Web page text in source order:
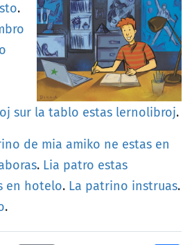
.
sur la tablo estas lernolibroj.
de mia amiko ne estas en
. Lia patro estas
en hotelo. La patrino instruas.
.